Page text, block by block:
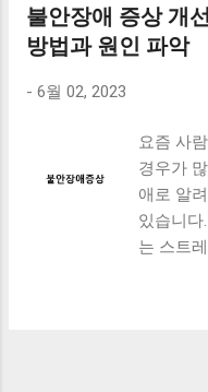
랙. 큐센 멤브레인 무선
키보드 구매를 고려하실
다양한 할인 혜택과 빠
인해보세요. 추가할인 확
루투스키보드 같은 상품
없습니다. 다양한 상품
해서 구매하실 수 있도
러가기 추천상품 Best
거치형 저소음 블루투스
불안장애 증상 개
방법과 원인 파악
- 6월 02, 2023
요즘 사
경우가
애로 알
있습니
는 스트
울감, 불
는 방법